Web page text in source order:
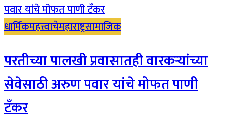
धार्मिकमहत्त्वाचेमहाराष्ट्रसामाजिक
परतीच्या पालखी प्रवासातही वारकऱ्यांच्या
सेवेसाठी अरुण पवार यांचे मोफत पाणी
टँकर